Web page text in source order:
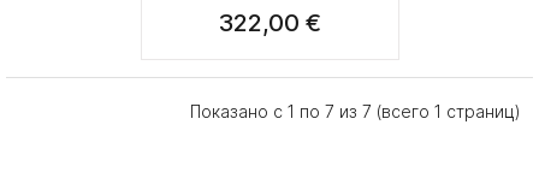
322,00 €
Показано с 1 по 7 из 7 (всего 1 страниц)